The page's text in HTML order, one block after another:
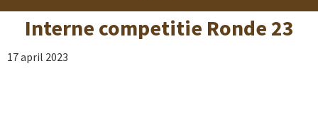
Interne competitie Ronde 23
17 april 2023